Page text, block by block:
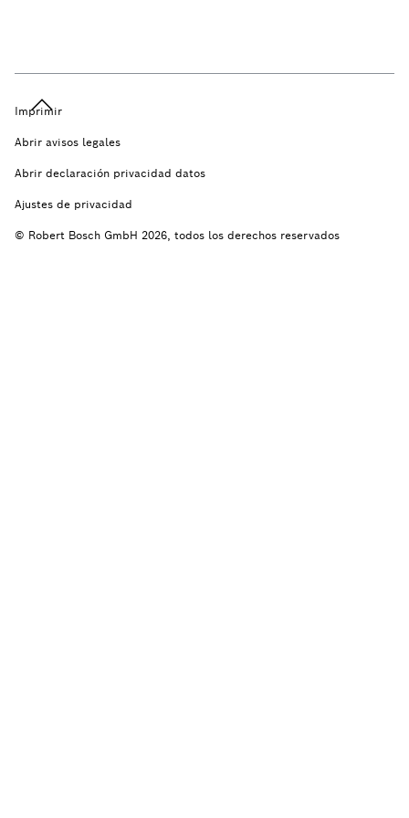
Imprimir
Abrir avisos legales
Abrir declaración privacidad datos
Ajustes de privacidad
© Robert Bosch GmbH 2026, todos los derechos reservados